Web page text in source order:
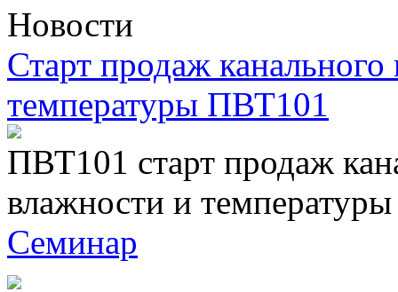
Новости
Старт продаж канального
температуры ПВТ101
ПВТ101 старт продаж
влажности и температуры
Семинар